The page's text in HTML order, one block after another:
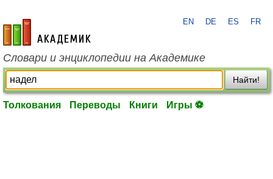
academic.ru
EN DE ES FR
Словари и энциклопедии на Академике
Найти!
Толкования Переводы Книги Игры ⚽